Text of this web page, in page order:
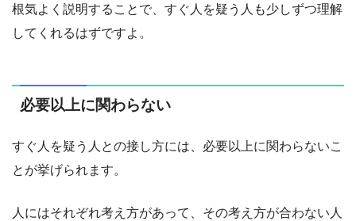
根気よく説明することで、すぐ人を疑う人も少しずつ理解
してくれるはずですよ。
必要以上に関わらない
すぐ人を疑う人との接し方には、必要以上に関わらないこ
とが挙げられます。
人にはそれぞれ考え方があって、その考え方が合わない人